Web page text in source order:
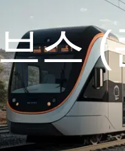
스 (